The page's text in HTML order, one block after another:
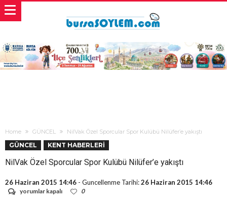
Home GÜNCEL NilVak Özel Sporcular Spor Kulübü Nilüfer’e yakıştı
GÜNCEL KENT HABERLERİ
NilVak Özel Sporcular Spor Kulübü Nilüfer’e yakıştı
26 Haziran 2015 14:46 - Guncellenme Tarihi:26 Haziran 2015 14:46
NilVak
yorumlar kapalı 0